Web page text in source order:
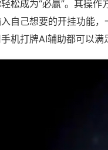
松成为“必赢”。其操
自己想要的开挂功能
机打牌AI辅助都可以满